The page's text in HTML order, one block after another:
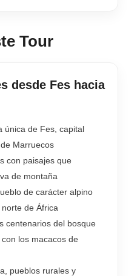
Tour
desde Fes hacia
única de Fes, capital
Marruecos
con paisajes que
de montaña
de carácter alpino
de África
centenarios del bosque
los macacos de
pueblos rurales y